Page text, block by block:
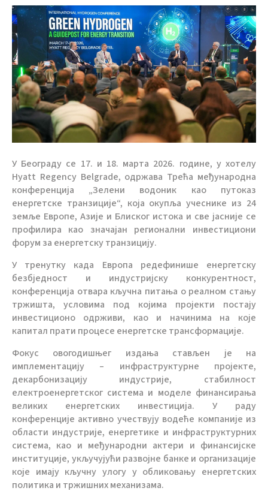
У Београду се 17. и 18. марта 2026. године, у хотелу
Hyatt Regency Belgrade, одржава Трећа међународна
конференција „Зелени водоник као путоказ
енергетске транзиције“, која окупља учеснике из 24
земље Европе, Азије и Блиског истока и све јасније се
профилира као значајан регионални инвестициони
форум за енергетску транзицију.
У тренутку када Европа редефинише енергетску
безбједност и индустријску конкурентност,
конференција отвара кључна питања о реалном стању
тржишта, условима под којима пројекти постају
инвестиционо одрживи, као и начинима на које
капитал прати процесе енергетске трансформације.
Фокус овогодишњег издања стављен је на
имплементацију – инфраструктурне пројекте,
декарбонизацију индустрије, стабилност
електроенергетског система и моделе финансирања
великих енергетских инвестиција. У раду
конференције активно учествују водеће компаније из
области индустрије, енергетике и инфраструктурних
система, као и међународни актери и финансијске
институције, укључујући развојне банке и организације
које имају кључну улогу у обликовању енергетских
политика и тржишних механизама.